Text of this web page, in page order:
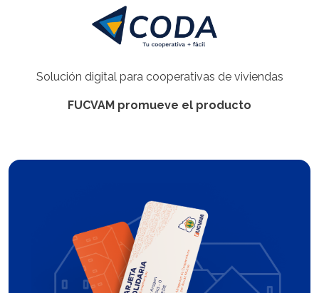
Solución digital para cooperativas de viviendas
FUCVAM promueve el producto